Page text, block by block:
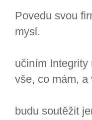
Povedu svou
mysl.
učiním
vše, co mám, a
budu soutěžit